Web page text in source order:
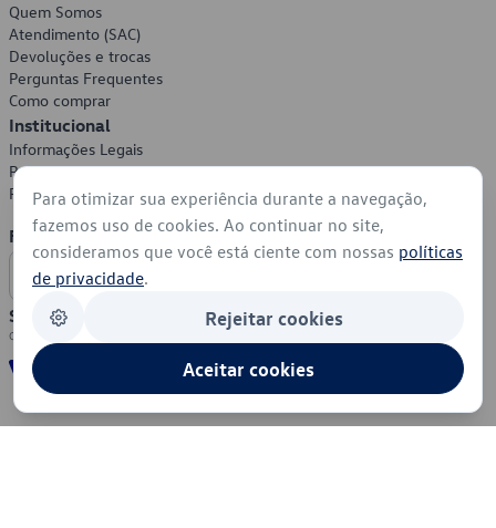
Quem Somos
Atendimento (SAC)
Devoluções e trocas
Perguntas Frequentes
Como comprar
Institucional
Informações Legais
Política de Privacidade
Política de Cookies
Formas de Pagamento
Segurança
Para otimizar sua experiência durante a navegação,
fazemos uso de cookies. Ao continuar no site,
consideramos que você está ciente com nossas políticas
de privacidade.
Rejeitar cookies
Aceitar cookies